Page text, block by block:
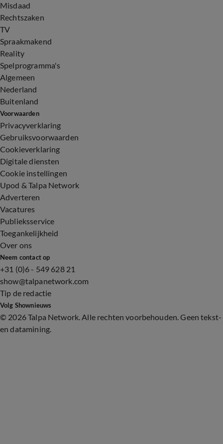
Misdaad
Rechtszaken
TV
Spraakmakend
Reality
Spelprogramma's
Algemeen
Nederland
Buitenland
Voorwaarden
Privacyverklaring
Gebruiksvoorwaarden
Cookieverklaring
Digitale diensten
Cookie instellingen
Upod & Talpa Network
Adverteren
Vacatures
Publieksservice
Toegankelijkheid
Over ons
Neem contact op
+31 (0)6 - 549 628 21
show@talpanetwork.com
Tip de redactie
Volg Shownieuws
© 2026 Talpa Network. Alle rechten voorbehouden. Geen tekst-
en datamining.